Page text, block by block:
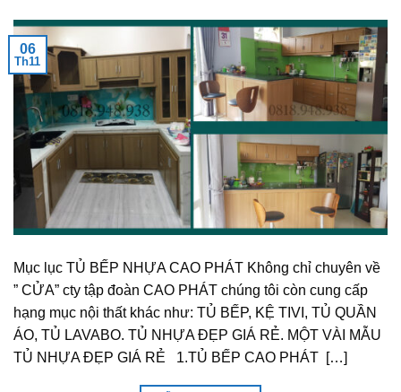
06
Th11
Mục lục TỦ BẾP NHỰA CAO PHÁT Không chỉ chuyên về
” CỬA” cty tập đoàn CAO PHÁT chúng tôi còn cung cấp
hạng mục nội thất khác như: TỦ BẾP, KỆ TIVI, TỦ QUẦN
ÁO, TỦ LAVABO. TỦ NHỰA ĐẸP GIÁ RẺ. MỘT VÀI MẪU
TỦ NHỰA ĐẸP GIÁ RẺ 1.TỦ BẾP CAO PHÁT […]